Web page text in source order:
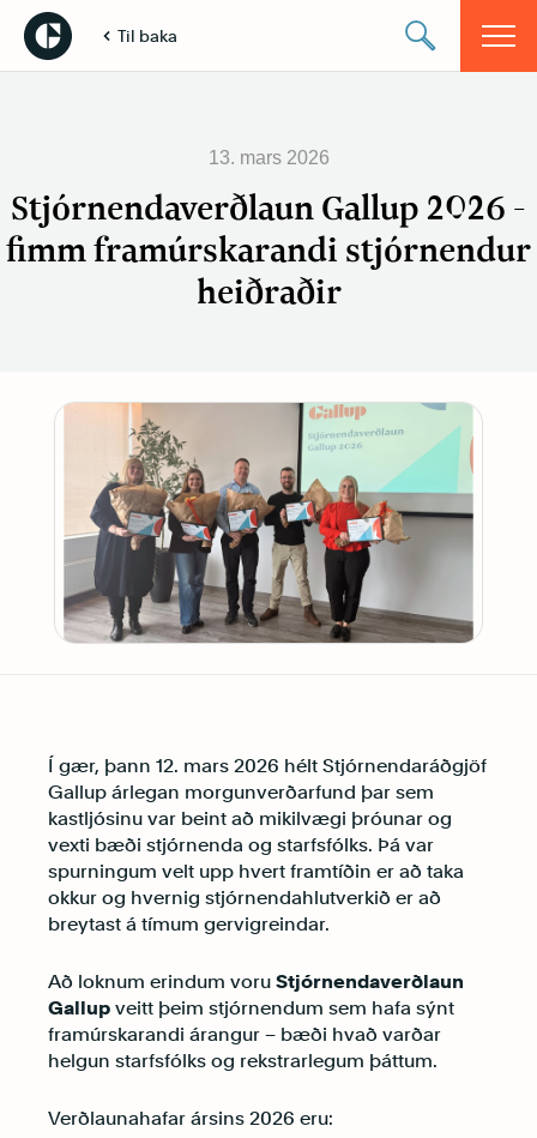
Til baka
13. mars 2026
Stjórnendaverðlaun Gallup 2026 -
fimm framúrskarandi stjórnendur
heiðraðir
Í gær, þann 12. mars 2026 hélt Stjórnendaráðgjöf
Gallup árlegan morgunverðarfund þar sem
kastljósinu var beint að mikilvægi þróunar og
vexti bæði stjórnenda og starfsfólks. Þá var
spurningum velt upp hvert framtíðin er að taka
okkur og hvernig stjórnendahlutverkið er að
breytast á tímum gervigreindar.
Að loknum erindum voru Stjórnendaverðlaun
Gallup veitt þeim stjórnendum sem hafa sýnt
framúrskarandi árangur – bæði hvað varðar
helgun starfsfólks og rekstrarlegum þáttum.
Verðlaunahafar ársins 2026 eru: